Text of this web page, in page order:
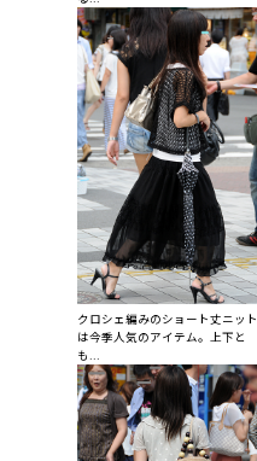
クロシェ編みのショート丈ニット
は今季人気のアイテム。上下と
も...